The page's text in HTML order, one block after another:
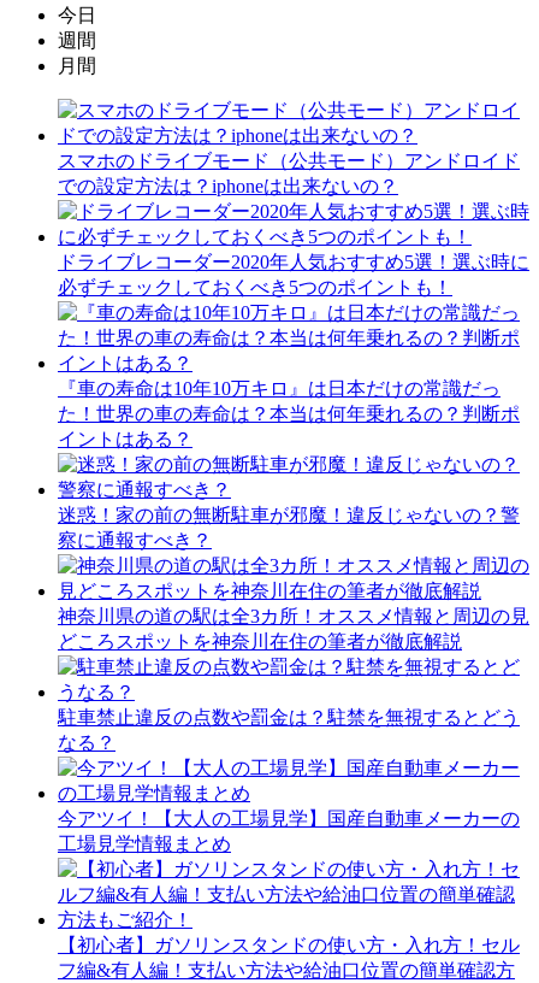
今日
週間
月間
スマホのドライブモード（公共モード）アンドロイド
での設定方法は？iphoneは出来ないの？
ドライブレコーダー2020年人気おすすめ5選！選ぶ時に
必ずチェックしておくべき5つのポイントも！
『車の寿命は10年10万キロ』は日本だけの常識だっ
た！世界の車の寿命は？本当は何年乗れるの？判断ポ
イントはある？
迷惑！家の前の無断駐車が邪魔！違反じゃないの？警
察に通報すべき？
神奈川県の道の駅は全3カ所！オススメ情報と周辺の見
どころスポットを神奈川在住の筆者が徹底解説
駐車禁止違反の点数や罰金は？駐禁を無視するとどう
なる？
今アツイ！【大人の工場見学】国産自動車メーカーの
工場見学情報まとめ
【初心者】ガソリンスタンドの使い方・入れ方！セル
フ編&有人編！支払い方法や給油口位置の簡単確認方